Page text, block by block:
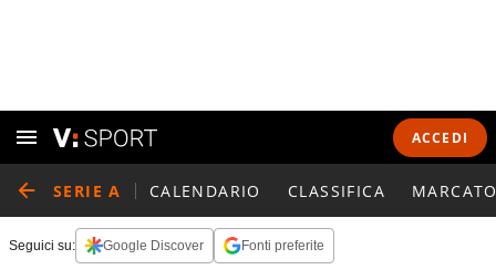
ACCEDI
SERIE A CALENDARIO CLASSIFICA
Seguici su: Google Discover Fonti preferite